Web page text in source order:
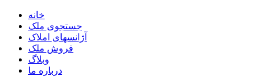
خانه
جستجوی ملک
آژانسهای املاک
فروش ملک
وبلاگ
درباره ما